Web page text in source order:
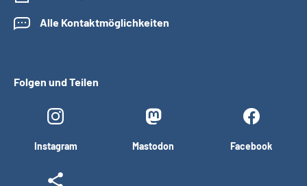
Alle Kontaktmöglichkeiten
Folgen und Teilen
Instagram Mastodon Facebook